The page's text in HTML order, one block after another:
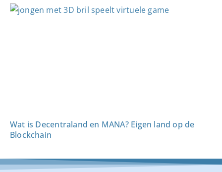
Wat is Decentraland en MANA? Eigen land op de
Blockchain